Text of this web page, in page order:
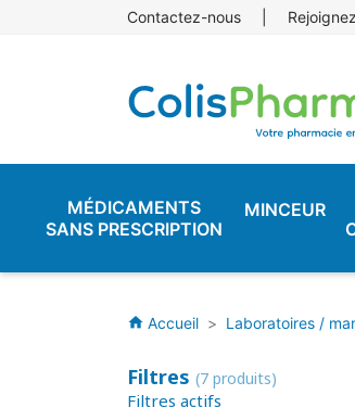
Contactez-nous
MÉDICAMENTS
SANS PRESCRIPTION
MINCEUR
home Accueil Laboratoires /
Filtres (7 produits)
Filtres actifs